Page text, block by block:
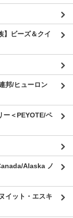
】ビーズ＆クイ
邦/ヒューロン
ー＜PEYOTE/ペ
Alaska ノ
イット・エスキ